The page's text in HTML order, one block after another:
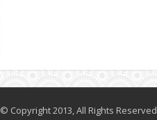
© Copyright 2013, All Rights Reserved